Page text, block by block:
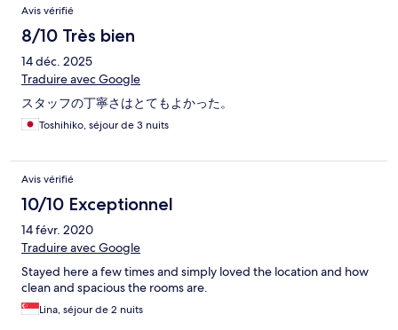
Avis vérifié
8/10 Très bien
14 déc. 2025
Traduire avec Google
スタッフの丁寧さはとてもよかった。
Toshihiko, séjour de 3 nuits
Avis vérifié
10/10 Exceptionnel
14 févr. 2020
Traduire avec Google
Stayed here a few times and simply loved the location and how
clean and spacious the rooms are.
Lina, séjour de 2 nuits